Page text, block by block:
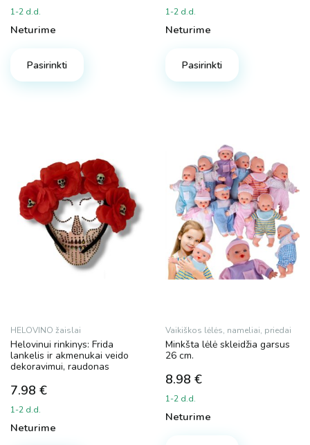
1-2 d.d.
Neturime
Pasirinkti
1-2 d.d.
Neturime
Pasirinkti
HELOVINO žaislai
Helovinui rinkinys: Frida
lankelis ir akmenukai veido
dekoravimui, raudonas
7.98 €
1-2 d.d.
Neturime
Vaikiškos lėlės, nameliai, priedai
Minkšta lėlė skleidžia garsus
26 cm.
8.98 €
1-2 d.d.
Neturime